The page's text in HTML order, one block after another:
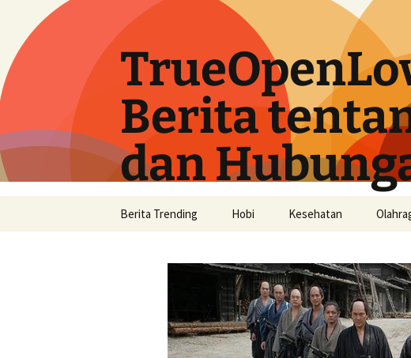
Langsung
Berita
dan
Berita Trending Hobi Kesehatan